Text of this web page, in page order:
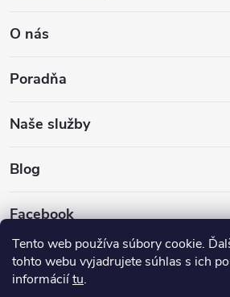
Tento web používa súbory cookie.
tohto webu vyjadrujete súhlas s ich
informáciítu.
O nás
Poradňa
Naše služby
Blog
Facebook